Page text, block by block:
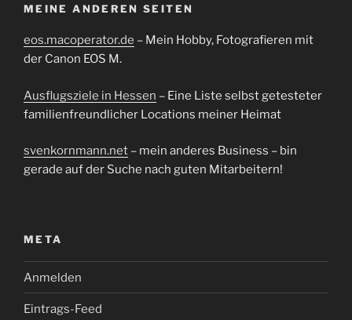
MEINE ANDEREN SEITEN
eos.macoperator.de – Mein Hobby, Fotografieren mit
der Canon EOS M.
Ausflugsziele in Hessen – Eine Liste selbst getesteter
familienfreundlicher Locations meiner Heimat
svenkornmann.net – mein anderes Business – bin
gerade auf der Suche nach guten Mitarbeitern!
META
Anmelden
Eintrags-Feed